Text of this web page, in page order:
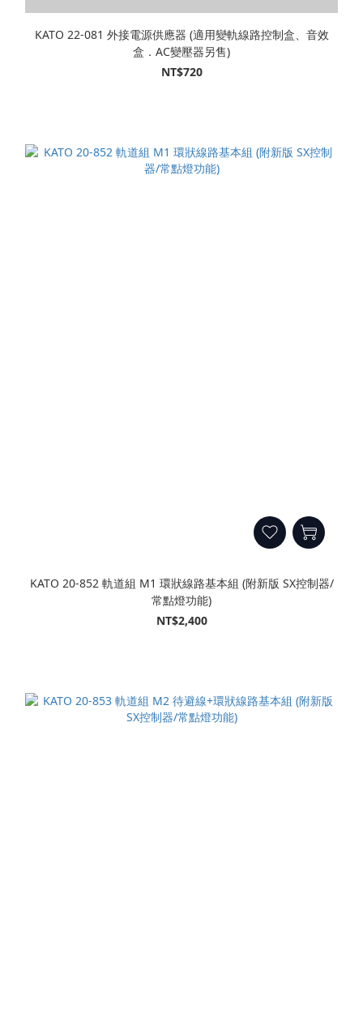
KATO 22-081 外接電源供應器 (適用變軌線路控制盒、音效
盒．AC變壓器另售)
NT$720
KATO 20-852 軌道組 M1 環狀線路基本組 (附新版 SX控制器/
常點燈功能)
NT$2,400